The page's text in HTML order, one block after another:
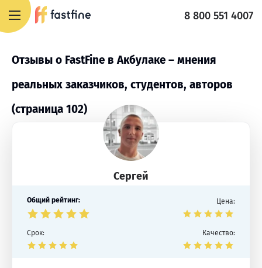
8 800 551 4007
Отзывы о FastFine в Акбулаке – мнения
реальных заказчиков, студентов, авторов
(страница 102)
Сергей
Общий рейтинг: Цена:
Срок: Качество: